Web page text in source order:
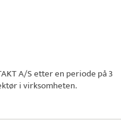
A/Setter en periode på 3
i virksomheten.